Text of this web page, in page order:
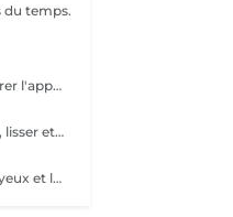
du temps.
Procell Thérapies offre des résultats inégalés pour améliorer l'apparence des rides et ridules, des cicatrices d'acné et des dommages causés par le soleil. Avec une irritation minimale, les traitements Procell sont sûrs, non invasifs, efficaces et fournissent des résultats qui parlent d'eux-mêmes. Ce n'est pas un hasard si Procell Thérapies est devenu le leader du microneedling..
Un soin ciblé sur le décolleté (pas le cou) afin de densifier, lisser et repulper cette zone fragile Nettoyage + gommage de la zone, passage Procell et masque (pas de massage dans ce soin) Conseillé en cure de 4 soins sur 4 mois avec une séance d'entretien 2x par an en fin de cure
La thérapie Procell pour traiter en un soin le contour des yeux et le contour des lèvres.